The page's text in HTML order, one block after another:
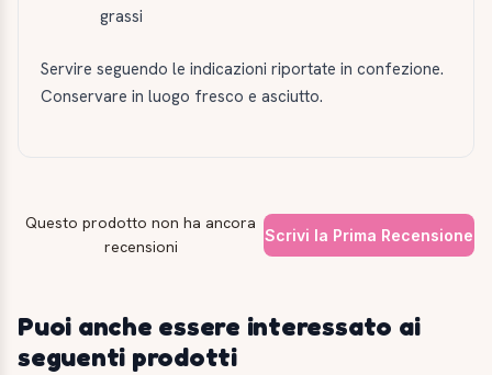
grassi
Servire seguendo le indicazioni riportate in confezione.
Conservare in luogo fresco e asciutto.
Questo prodotto non ha ancora
recensioni
Scrivi la Prima Recensione
Puoi anche essere interessato ai
seguenti prodotti